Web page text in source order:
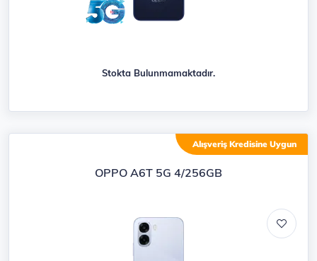
Stokta Bulunmamaktadır.
Alışveriş Kredisine Uygun
OPPO A6T 5G 4/256GB